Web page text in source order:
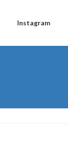
Instagram